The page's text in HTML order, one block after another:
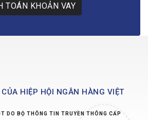
TOÁN KHOẢN VAY
HIỆP HỘI NGÂN HÀNG VIỆT
DO BỘ THÔNG TIN TRUYỀN THÔNG CẤP